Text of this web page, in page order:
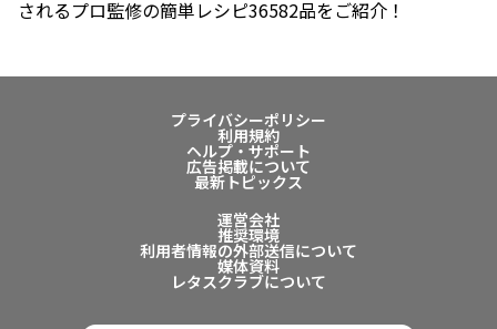
されるプロ監修の簡単レシピ36582品をご紹介！
プライバシーポリシー
利用規約
ヘルプ・サポート
広告掲載について
最新トピックス
運営会社
推奨環境
利用者情報の外部送信について
媒体資料
レタスクラブについて